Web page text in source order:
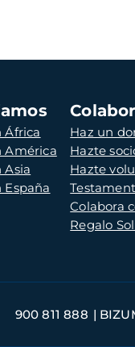
África
América
Asia
España
Haz un
Hazte
Hazte
Colabora
Regalo
900 811 888